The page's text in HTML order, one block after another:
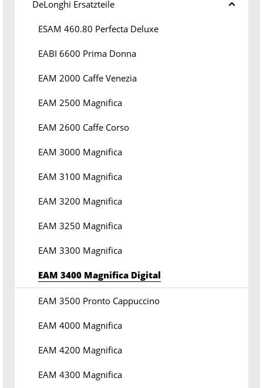
DeLonghi Ersatzteile
ESAM 460.80 Perfecta Deluxe
EABI 6600 Prima Donna
EAM 2000 Caffe Venezia
EAM 2500 Magnifica
EAM 2600 Caffe Corso
EAM 3000 Magnifica
EAM 3100 Magnifica
EAM 3200 Magnifica
EAM 3250 Magnifica
EAM 3300 Magnifica
EAM 3400 Magnifica Digital
EAM 3500 Pronto Cappuccino
EAM 4000 Magnifica
EAM 4200 Magnifica
EAM 4300 Magnifica